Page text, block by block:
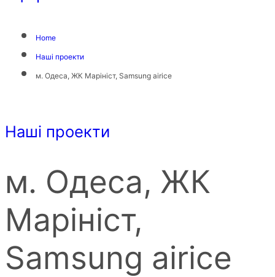
Home
Наші проекти
м. Одеса, ЖК Марініст, Samsung airice
Наші проекти
м. Одеса, ЖК
Марініст,
Samsung airice